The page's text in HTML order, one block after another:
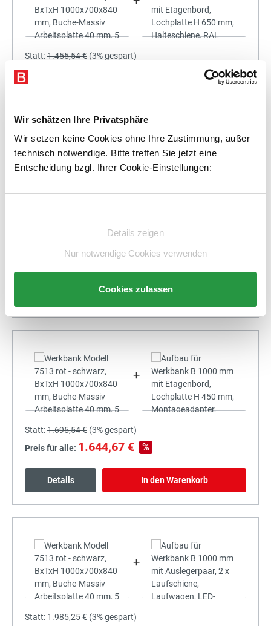
Wir schätzen Ihre Privatsphäre
Wir setzen keine Cookies ohne Ihre Zustimmung, außer
technisch notwendige. Bitte treffen Sie jetzt eine
Entscheidung bzgl. Ihrer Cookie-Einstellungen:
Details zeigen
Nur notwendige Cookies verwenden
Cookies zulassen
Statt:1.455,54 € (3%gespart)
Preis für alle:
1.553,21 € %
In den Warenkorb
+
Statt:1.695,54 € (3%gespart)
Preis für alle: 1.644,67 € %
Details In den Warenkorb
+
Statt:1.985,25 € (3%gespart)